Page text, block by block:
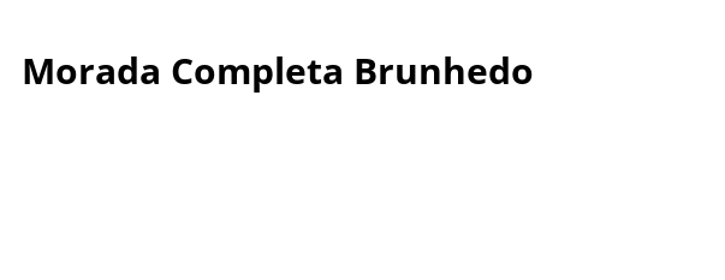
Morada Completa Brunhedo